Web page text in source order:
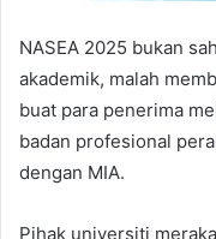
NASEA 2025 bukan
akademik, malah
buat para penerima
badan profesional
dengan MIA.
Pihak universiti